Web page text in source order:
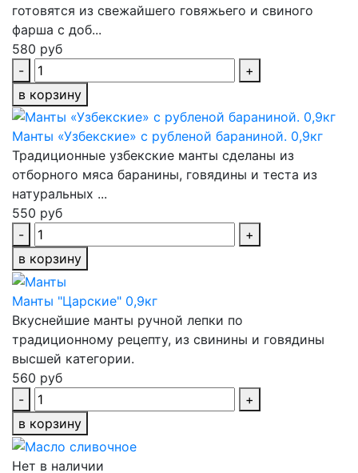
готовятся из свежайшего говяжьего и свиного
фарша с доб...
580 руб
-
+
в корзину
Манты «Узбекские» с рубленой бараниной. 0,9кг
Традиционные узбекские манты сделаны из
отборного мяса баранины, говядины и теста из
натуральных ...
550 руб
-
+
в корзину
Манты "Царские" 0,9кг
Вкуснейшие манты ручной лепки по
традиционному рецепту, из свинины и говядины
высшей категории.
560 руб
-
+
в корзину
Нет в наличии